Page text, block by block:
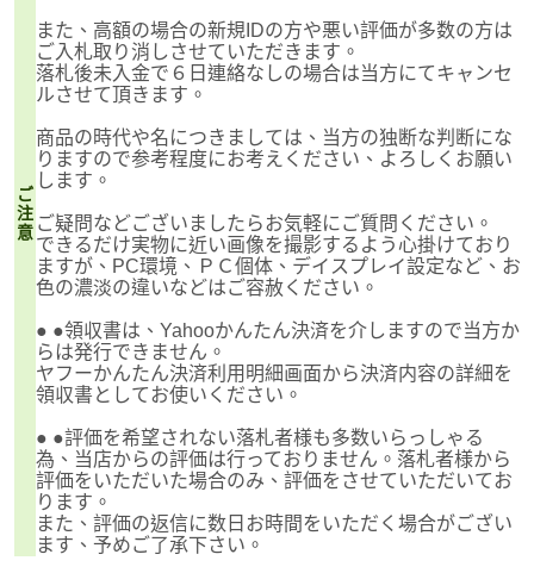
ご
注
意
また、高額の場合の新規IDの方や悪い評価が多数の方は
ご入札取り消しさせていただきます。
落札後未入金で６日連絡なしの場合は当方にてキャンセ
ルさせて頂きます。
商品の時代や名につきましては、当方の独断な判断にな
りますので参考程度にお考えください、よろしくお願い
します。
ご疑問などございましたらお気軽にご質問ください。
できるだけ実物に近い画像を撮影するよう心掛けており
ますが、PC環境、ＰＣ個体、デイスプレイ設定など、お
色の濃淡の違いなどはご容赦ください。
● ●領収書は、Yahooかんたん決済を介しますので当方か
らは発行できません。
ヤフーかんたん決済利用明細画面から決済内容の詳細を
領収書としてお使いください。
● ●評価を希望されない落札者様も多数いらっしゃる
為、当店からの評価は行っておりません。落札者様から
評価をいただいた場合のみ、評価をさせていただいてお
ります。
また、評価の返信に数日お時間をいただく場合がござい
ます、予めご了承下さい。